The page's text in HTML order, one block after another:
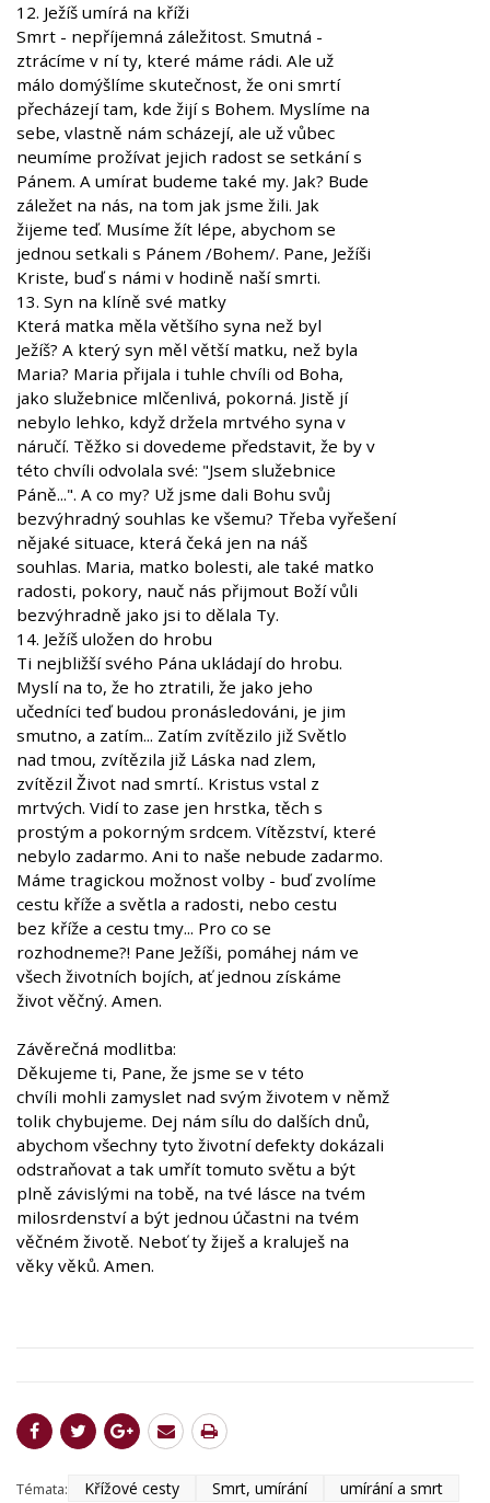
12. Ježíš umírá na kříži
Smrt - nepříjemná záležitost. Smutná -
ztrácíme v ní ty, které máme rádi. Ale už
málo domýšlíme skutečnost, že oni smrtí
přecházejí tam, kde žijí s Bohem. Myslíme na
sebe, vlastně nám scházejí, ale už vůbec
neumíme prožívat jejich radost se setkání s
Pánem. A umírat budeme také my. Jak? Bude
záležet na nás, na tom jak jsme žili. Jak
žijeme teď. Musíme žít lépe, abychom se
jednou setkali s Pánem /Bohem/. Pane, Ježíši
Kriste, buď s námi v hodině naší smrti.
13. Syn na klíně své matky
Která matka měla většího syna než byl
Ježíš? A který syn měl větší matku, než byla
Maria? Maria přijala i tuhle chvíli od Boha,
jako služebnice mlčenlivá, pokorná. Jistě jí
nebylo lehko, když držela mrtvého syna v
náručí. Těžko si dovedeme představit, že by v
této chvíli odvolala své: "Jsem služebnice
Páně...". A co my? Už jsme dali Bohu svůj
bezvýhradný souhlas ke všemu? Třeba vyřešení
nějaké situace, která čeká jen na náš
souhlas. Maria, matko bolesti, ale také matko
radosti, pokory, nauč nás přijmout Boží vůli
bezvýhradně jako jsi to dělala Ty.
14. Ježíš uložen do hrobu
Ti nejbližší svého Pána ukládají do hrobu.
Myslí na to, že ho ztratili, že jako jeho
učedníci teď budou pronásledováni, je jim
smutno, a zatím... Zatím zvítězilo již Světlo
nad tmou, zvítězila již Láska nad zlem,
zvítězil Život nad smrtí.. Kristus vstal z
mrtvých. Vidí to zase jen hrstka, těch s
prostým a pokorným srdcem. Vítězství, které
nebylo zadarmo. Ani to naše nebude zadarmo.
Máme tragickou možnost volby - buď zvolíme
cestu kříže a světla a radosti, nebo cestu
bez kříže a cestu tmy... Pro co se
rozhodneme?! Pane Ježíši, pomáhej nám ve
všech životních bojích, ať jednou získáme
život věčný. Amen.
Závěrečná modlitba:
Děkujeme ti, Pane, že jsme se v této
chvíli mohli zamyslet nad svým životem v němž
tolik chybujeme. Dej nám sílu do dalších dnů,
abychom všechny tyto životní defekty dokázali
odstraňovat a tak umřít tomuto světu a být
plně závislými na tobě, na tvé lásce na tvém
milosrdenství a být jednou účastni na tvém
věčném životě. Neboť ty žiješ a kraluješ na
věky věků. Amen.
Témata: Křížové cesty Smrt, umírání umírání a smrt